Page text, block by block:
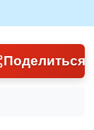
Поделиться